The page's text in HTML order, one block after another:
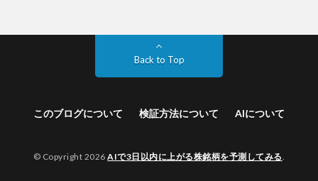
Back to Top
このブログについて 検証方法について AIについて
© Copyright 2026AIで3日以内に上がる株銘柄を予測してみる.